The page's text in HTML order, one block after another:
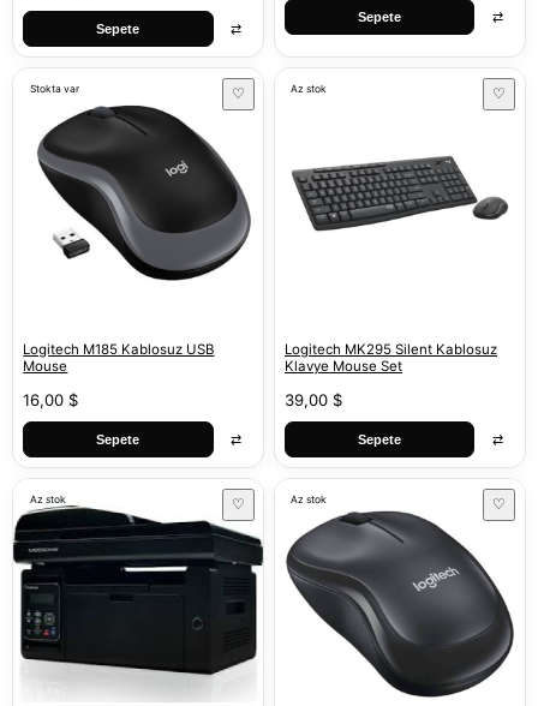
Sepete ⇄
Sepete ⇄
Stokta var ♡
Logitech M185 Kablosuz USB
Mouse
16,00 $
Sepete ⇄
Az stok ♡
Logitech MK295 Silent Kablosuz
Klavye Mouse Set
39,00 $
Sepete ⇄
Az stok ♡ Az stok ♡